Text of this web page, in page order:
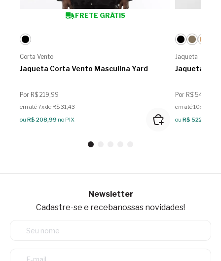
FRETE GRÁTIS
Corta Vento
Jaqueta Corta Vento Masculina Yard
Por R$ 219,99
em até 7x de R$ 31,43
ou R$ 208,99 no PIX
Jaqueta
Jaqueta
Por R$ 549,99
em até 10x de
ou R$ 522,49
Newsletter
Cadastre-se e recebanossas novidades!